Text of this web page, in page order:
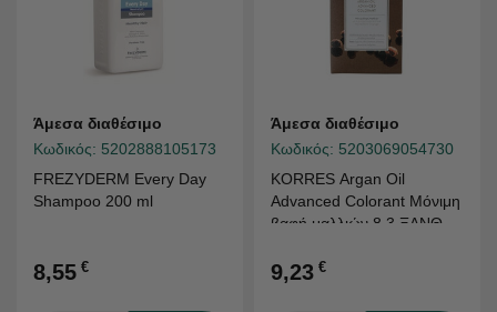
Άμεσα διαθέσιμο
Κωδικός: 5202888105173
FREZYDERM Every Day
Shampoo 200 ml
8,55 €
Άμεσα διαθέσιμο
Κωδικός: 5203069054730
KORRES Argan Oil
Advanced Colorant Μόνιμη
βαφή μαλλιών 8.3 ΞΑΝΘΟ
9,23 €